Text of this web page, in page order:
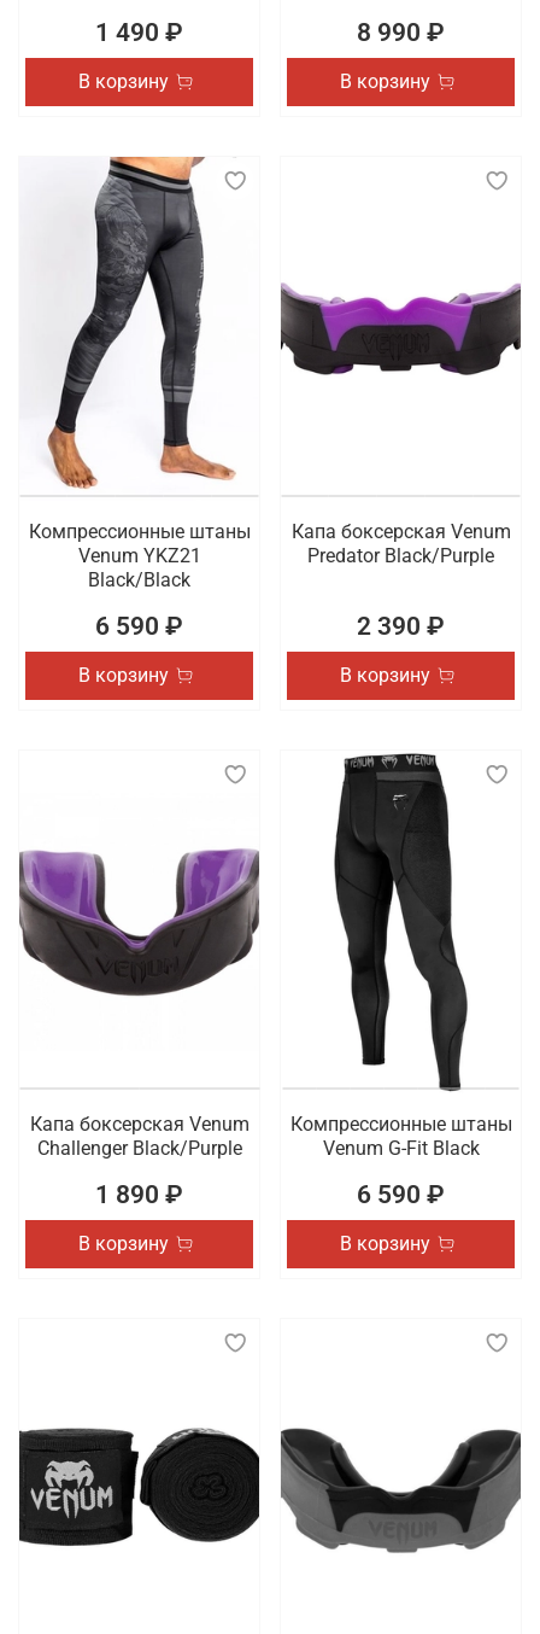
1 490 ₽
В корзину
8 990 ₽
В корзину
Компрессионные штаны
Venum YKZ21
Black/Black
6 590 ₽
В корзину
Капа боксерская Venum
Predator Black/Purple
2 390 ₽
В корзину
Капа боксерская Venum
Challenger Black/Purple
1 890 ₽
В корзину
Компрессионные штаны
Venum G-Fit Black
6 590 ₽
В корзину